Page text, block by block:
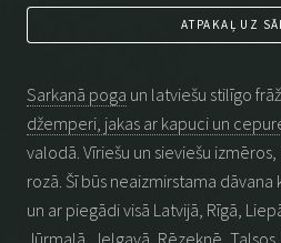
ATPAKAĻ UZ
Sarkanā poga un latviešu stilīgo
džemperi, jakas ar kapuci un
valodā. Vīriešu un sieviešu
rozā. Šī būs neaizmirstama
un ar piegādi visā Latvijā, Rīgā,
Jūrmalā, Jelgavā, Rēzeknē,